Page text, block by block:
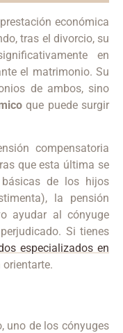
económica
tras el divorcio, su
en
el matrimonio. Su
de ambos, sino
que puede surgir
compensatoria
que esta última se
de los hijos
la pensión
ayudar al cónyuge
Si tienes
especializados en
orientarte.
uno de los cónyuges